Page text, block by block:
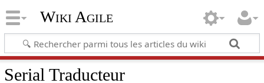
Wiki Agile
Serial Traducteur